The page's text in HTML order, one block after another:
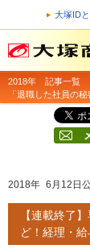
大塚ID
2018年 記事一覧
「退職した社員の
2018年 6月12日
【連載終了
ど！経理・給